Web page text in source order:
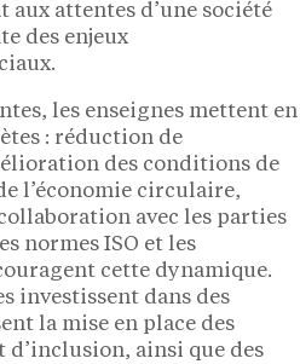
attentes d’une société
des enjeux
les enseignes mettent en
: réduction de
des conditions de
l’économie circulaire,
avec les parties
normes ISO et les
cette dynamique.
investissent dans des
la mise en place des
ainsi que des